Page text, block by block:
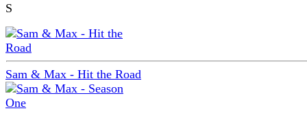
S
Sam & Max - Hit the Road